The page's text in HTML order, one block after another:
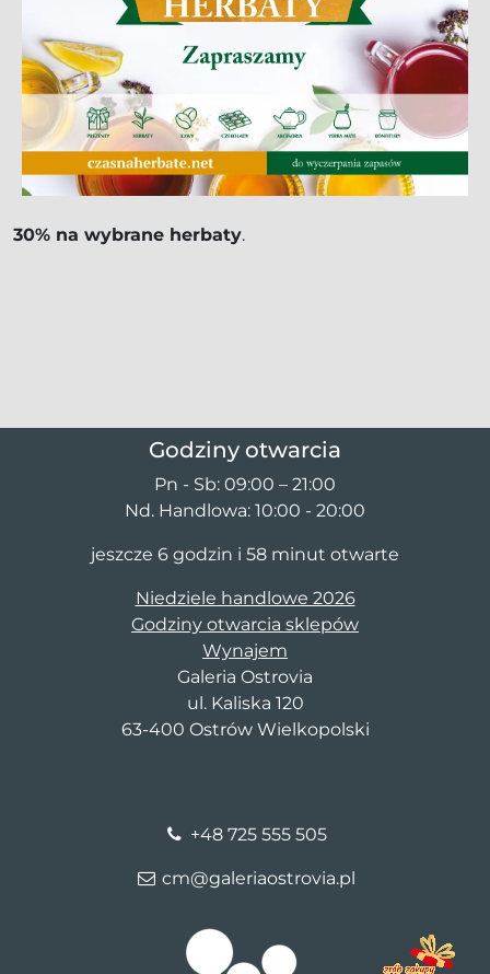
30% na wybrane herbaty.
Godziny otwarcia
Pn - Sb: 09:00 – 21:00
Nd. Handlowa: 10:00 - 20:00
jeszcze 6 godzin i 58 minut otwarte
Niedziele handlowe 2026
Godziny otwarcia sklepów
Wynajem
Galeria Ostrovia
ul. Kaliska 120
63-400 Ostrów Wielkopolski
+48 725 555 505
cm@galeriaostrovia.pl